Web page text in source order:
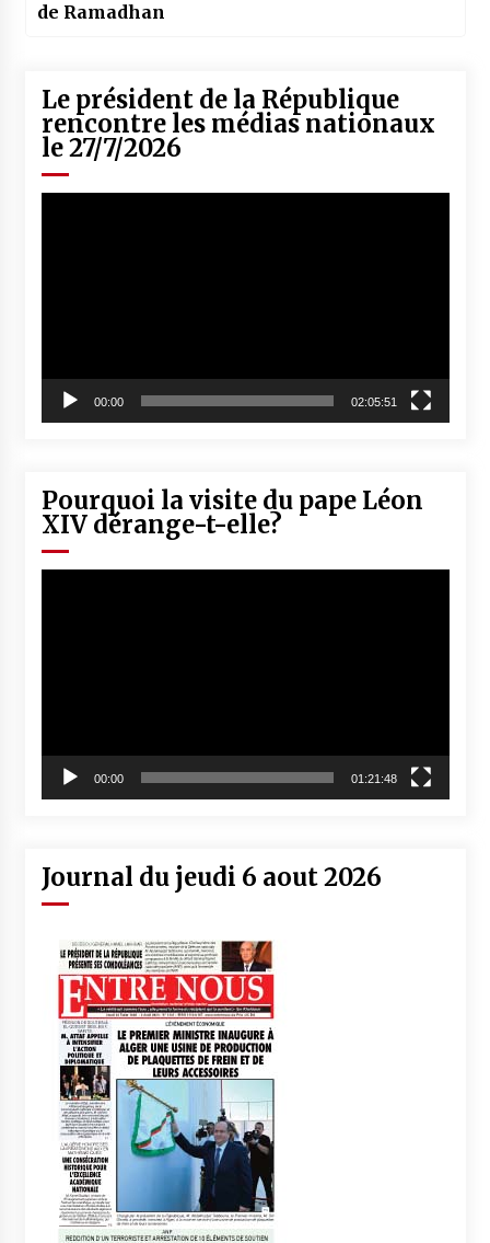
de Ramadhan
Le président de la République
rencontre les médias nationaux
le 27/7/2026
00:00 02:05:51
Pourquoi la visite du pape Léon
XIV dérange-t-elle?
00:00 01:21:48
Journal du jeudi 6 aout 2026